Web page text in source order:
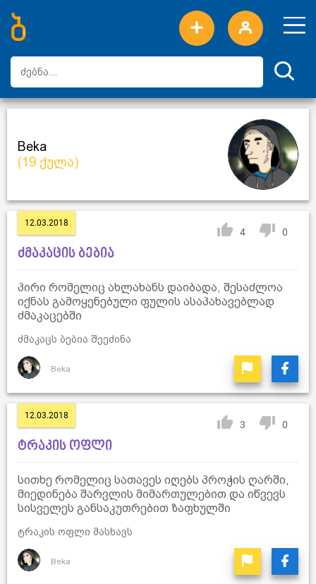
ახალი სიტყვები
ტოპ სიტყვები
დღის ტოპ სიტყვები
ტოპ მომხმარებლები
Beka
(19 ქულა)
12.03.2018
4 0
ძმაკაცის ბებია
პირი რომელიც ახლახანს დაიბადა, შესაძლოა
იქნას გამოყენებული ფულის ასაპახავებლად
ძმაკაცებში
ძმაკაცს ბებია შეეძინა
Beka
12.03.2018
3 0
ტრაკის ოფლი
სითხე რომელიც სათავეს იღებს პროჭის ღარში,
მიედინება შარვლის მიმართულებით და იწვევს
სისველეს განსაკუთრებით ზაფხულში
ტრაკის ოფლი მასხავს
Beka